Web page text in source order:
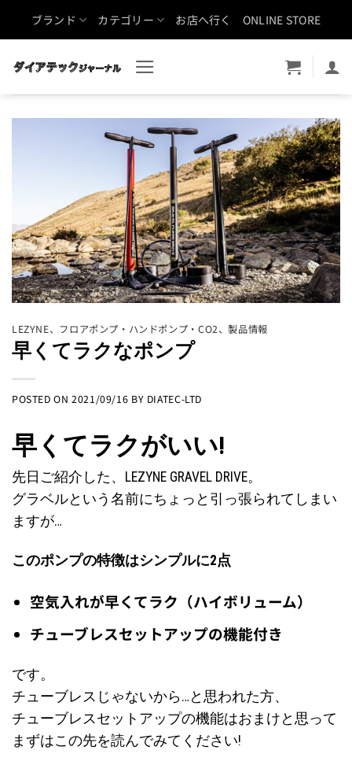
ブランド カテゴリー お店へ行く ONLINE STORE
LEZYNE、 フロアポンプ・ハンドポンプ・CO2、製品情報
早くてラクなポンプ
POSTED ON2021/09/16 BY DIATEC-LTD
早くてラクがいい!
先日ご紹介 した 、LEZYNE GRAVEL DRIVE。
グラベルという名前にちょっと引っ張られてしまい
ますが…
このポンプの特徴はシンプルに2点
空気入れが早くてラク（ハイボリューム）
チューブレスセットアップの機能付き
です。
チューブレスじゃないから…と思われた方、
チューブレスセットアップの機能はおまけと思って
まずはこの先を読んでみてください!